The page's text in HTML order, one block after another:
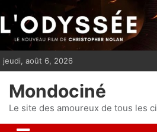
i
p
t
n
jeudi, août 6, 2026
Mondociné
Le site des amoureux de tous les